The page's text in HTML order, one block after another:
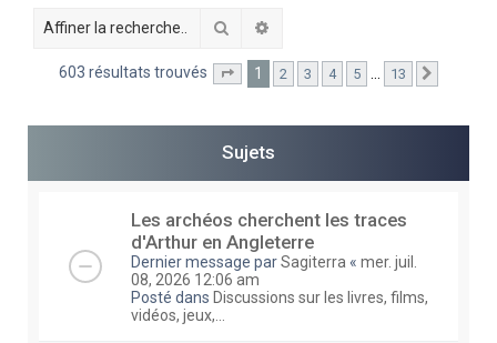
r
Rechercher
603 résultats trouvés Page sur13
1 2 3 4 5 … 13
Sujets
Les archéos cherchent les traces
d'Arthur en Angleterre
Dernier message parSagiterra « mer. juil.
08, 2026 12:06 am
Posté dans Discussions sur les livres, films,
vidéos, jeux,...